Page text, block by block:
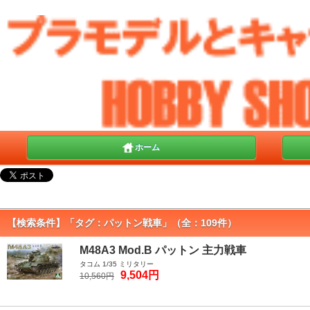
ホーム
【検索条件】「タグ：パットン戦車」（全：109件）
M48A3 Mod.B パットン 主力戦車
タコム 1/35 ミリタリー
10,560円 9,504円